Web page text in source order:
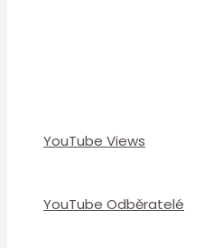
YouTube Views
YouTube Odběratelé